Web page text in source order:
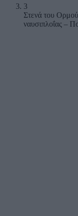
3
Στενά του
ναυσιπλοΐας –